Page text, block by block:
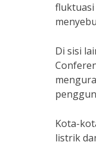
fluktuasi
Di sisi
Kota-
listrik